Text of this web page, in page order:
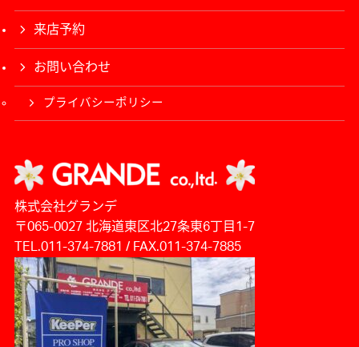
来店予約
お問い合わせ
プライバシーポリシー
株式会社グランデ
〒065-0027 北海道東区北27条東6丁目1-7
TEL.011-374-7881 / FAX.011-374-7885